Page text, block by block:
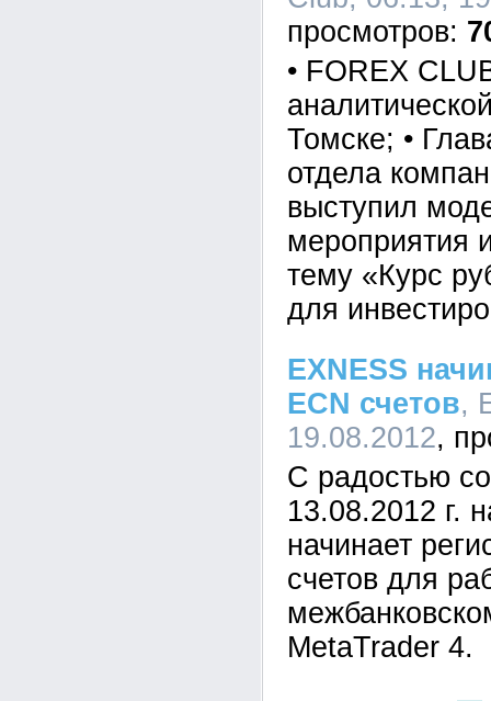
• FOREX
Томске; •
отдела
выступил
мероприятия
тему «Курс
для
EXNESS
ECN счетов,
19.08.2012
С радостью
13.08.2012 г.
начинает
счетов для
MetaTrader 4.